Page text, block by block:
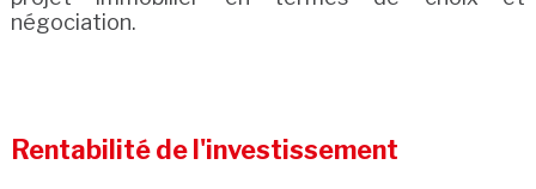
négociation.
Rentabilité de l'investissement